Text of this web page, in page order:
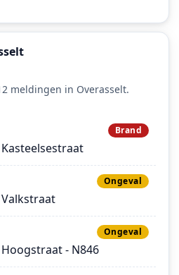
meldingen in Overasselt.
Brand
Ongeval
Valkstraat
Ongeval
- N846